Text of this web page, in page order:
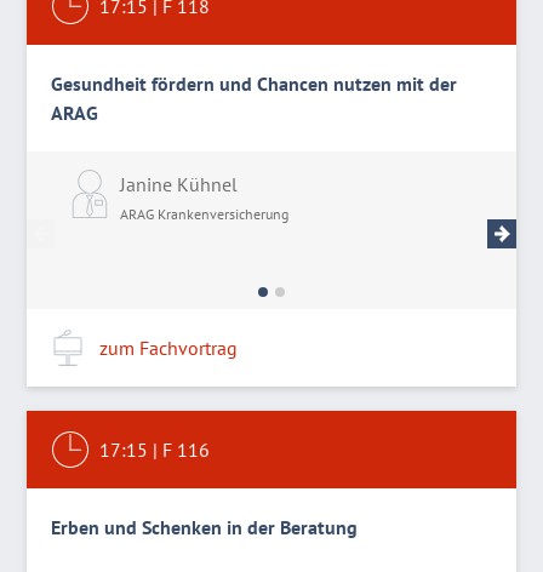
17:15 | F 118
Gesundheit fördern und Chancen nutzen mit der
ARAG
Janine Kühnel
ARAG Krankenversicherung
zum Fachvortrag
17:15 | F 116
Erben und Schenken in der Beratung